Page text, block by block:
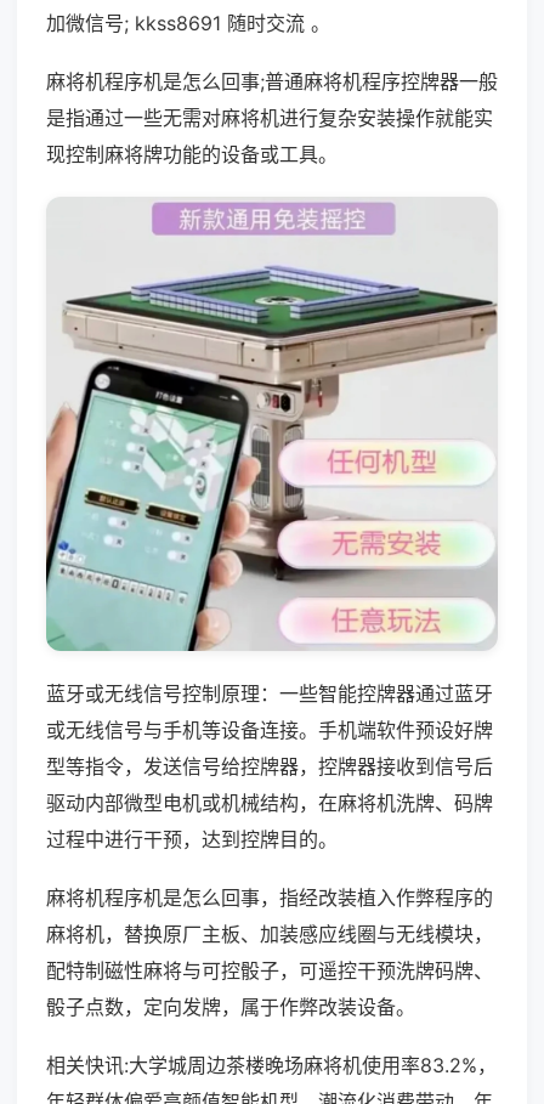
加微信号; kkss8691 随时交流 。
麻将机程序机是怎么回事;普通麻将机程序控牌器一般
是指通过一些无需对麻将机进行复杂安装操作就能实
现控制麻将牌功能的设备或工具。
蓝牙或无线信号控制原理：一些智能控牌器通过蓝牙
或无线信号与手机等设备连接。手机端软件预设好牌
型等指令，发送信号给控牌器，控牌器接收到信号后
驱动内部微型电机或机械结构，在麻将机洗牌、码牌
过程中进行干预，达到控牌目的。
麻将机程序机是怎么回事，指经改装植入作弊程序的
麻将机，替换原厂主板、加装感应线圈与无线模块，
配特制磁性麻将与可控骰子，可遥控干预洗牌码牌、
骰子点数，定向发牌，属于作弊改装设备。
相关快讯:大学城周边茶楼晚场麻将机使用率83.2%，